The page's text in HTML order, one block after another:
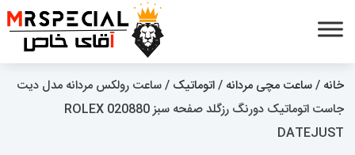
خانه /ساعت مچی مردانه /اتوماتیک / ساعت رولکس مردانه مدل دیت
جاست اتوماتیک دورنگ رزگلد صفحه سبز 020880 ROLEX
DATEJUST